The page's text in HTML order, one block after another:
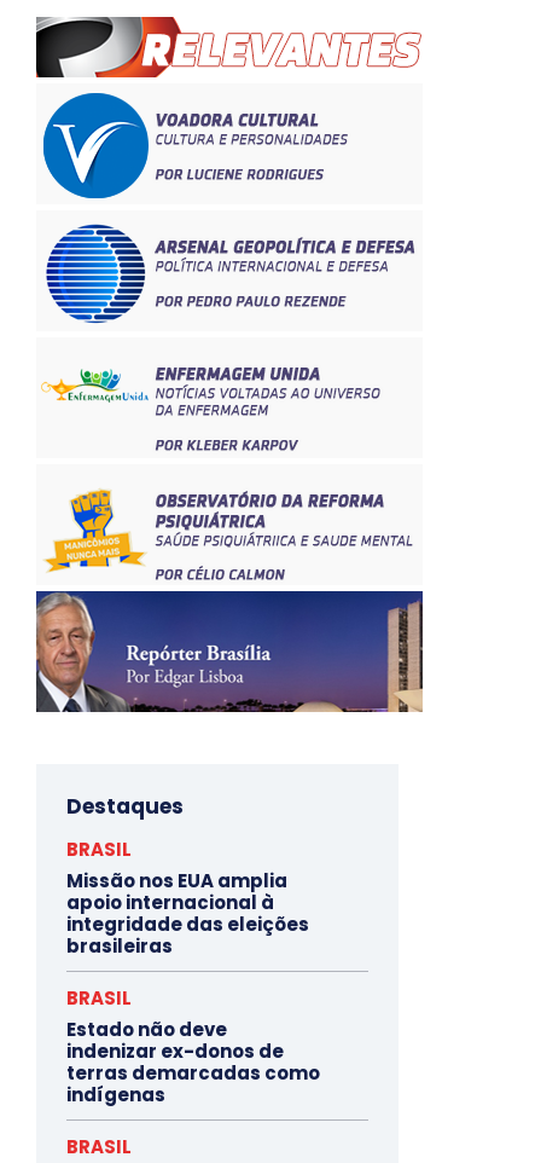
Destaques
BRASIL
Missão nos EUA amplia
apoio internacional à
integridade das eleições
brasileiras
BRASIL
Estado não deve
indenizar ex-donos de
terras demarcadas como
indígenas
BRASIL